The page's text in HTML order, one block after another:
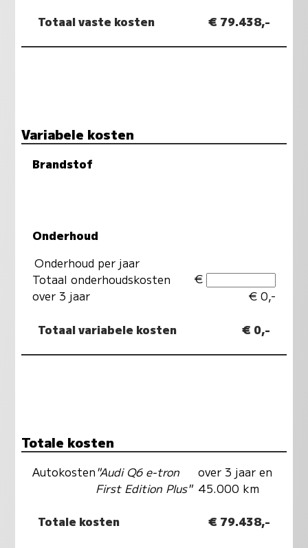
Totaal vaste kosten € 79.438,-
Variabele kosten
Brandstof
Onderhoud
Onderhoud per jaar
Totaal onderhoudskosten
over 3 jaar
€
€ 0,-
Totaal variabele kosten € 0,-
Totale kosten
Autokosten"Audi Q6 e-tron
First Edition Plus"
over 3 jaar en
45.000 km
Totale kosten € 79.438,-